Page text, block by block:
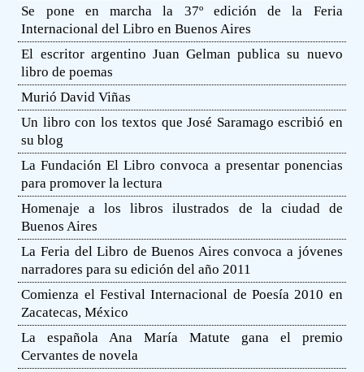
Se pone en marcha la 37º edición de la Feria
Internacional del Libro en Buenos Aires
El escritor argentino Juan Gelman publica su nuevo
libro de poemas
Murió David Viñas
Un libro con los textos que José Saramago escribió en
su blog
La Fundación El Libro convoca a presentar ponencias
para promover la lectura
Homenaje a los libros ilustrados de la ciudad de
Buenos Aires
La Feria del Libro de Buenos Aires convoca a jóvenes
narradores para su edición del año 2011
Comienza el Festival Internacional de Poesía 2010 en
Zacatecas, México
La española Ana María Matute gana el premio
Cervantes de novela